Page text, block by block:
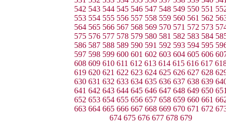
542 543 544 545 546 547 548 549 550 551
553 554 555 556 557 558 559 560 561 562
564 565 566 567 568 569 570 571 572 573
575 576 577 578 579 580 581 582 583 584
586 587 588 589 590 591 592 593 594 595
597 598 599 600 601 602 603 604 605 606
608 609 610 611 612 613 614 615 616 617
619 620 621 622 623 624 625 626 627 628
630 631 632 633 634 635 636 637 638 639
641 642 643 644 645 646 647 648 649 650
652 653 654 655 656 657 658 659 660 661
663 664 665 666 667 668 669 670 671 672
674 675 676 677 678 679